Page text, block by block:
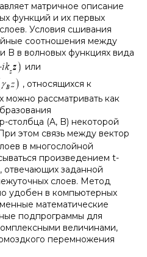
матричное описание
функций и их первых
Условия сшивания
соотношения между
B в волновых функциях вида
или
, относящихся к
можно рассматривать как
столбца (A, B) некоторой
этом связь между вектор
в многослойной
произведением t-
отвечающих заданной
слоев. Метод
удобен в компьютерных
математические
подпрограммы для
величинами,
перемножения